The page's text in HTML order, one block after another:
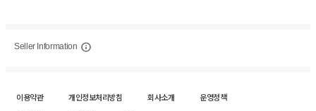
Seller Information
이용약관 개인정보처리방침 회사소개
운영정책